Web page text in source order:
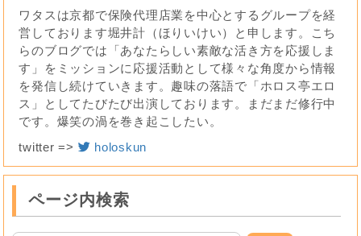
ワタスは京都で保険代理店業を中心とするグループを経
営しております堀井計（ほりいけい）と申します。こち
らのブログでは「あなたらしい素敵な活き方を応援しま
す」をミッションに応援活動として様々な角度から情報
を発信し続けていきます。趣味の落語で「ホロス亭エロ
ス」としてたびたび出演しております。まだまだ修行中
です。爆笑の渦を巻き起こしたい。
twitter =>
holoskun
ページ内検索